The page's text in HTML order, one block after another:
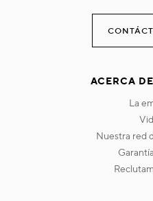
ACERCA
la
nuestra red